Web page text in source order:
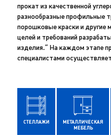
прокат из качественной
разнообразные профильные
порошковые краски и другие
целей и требований
изделия.” На каждом этапе
специалистами
СТЕЛЛАЖИ
МЕТАЛЛИЧЕСКАЯ
МЕБЕЛЬ